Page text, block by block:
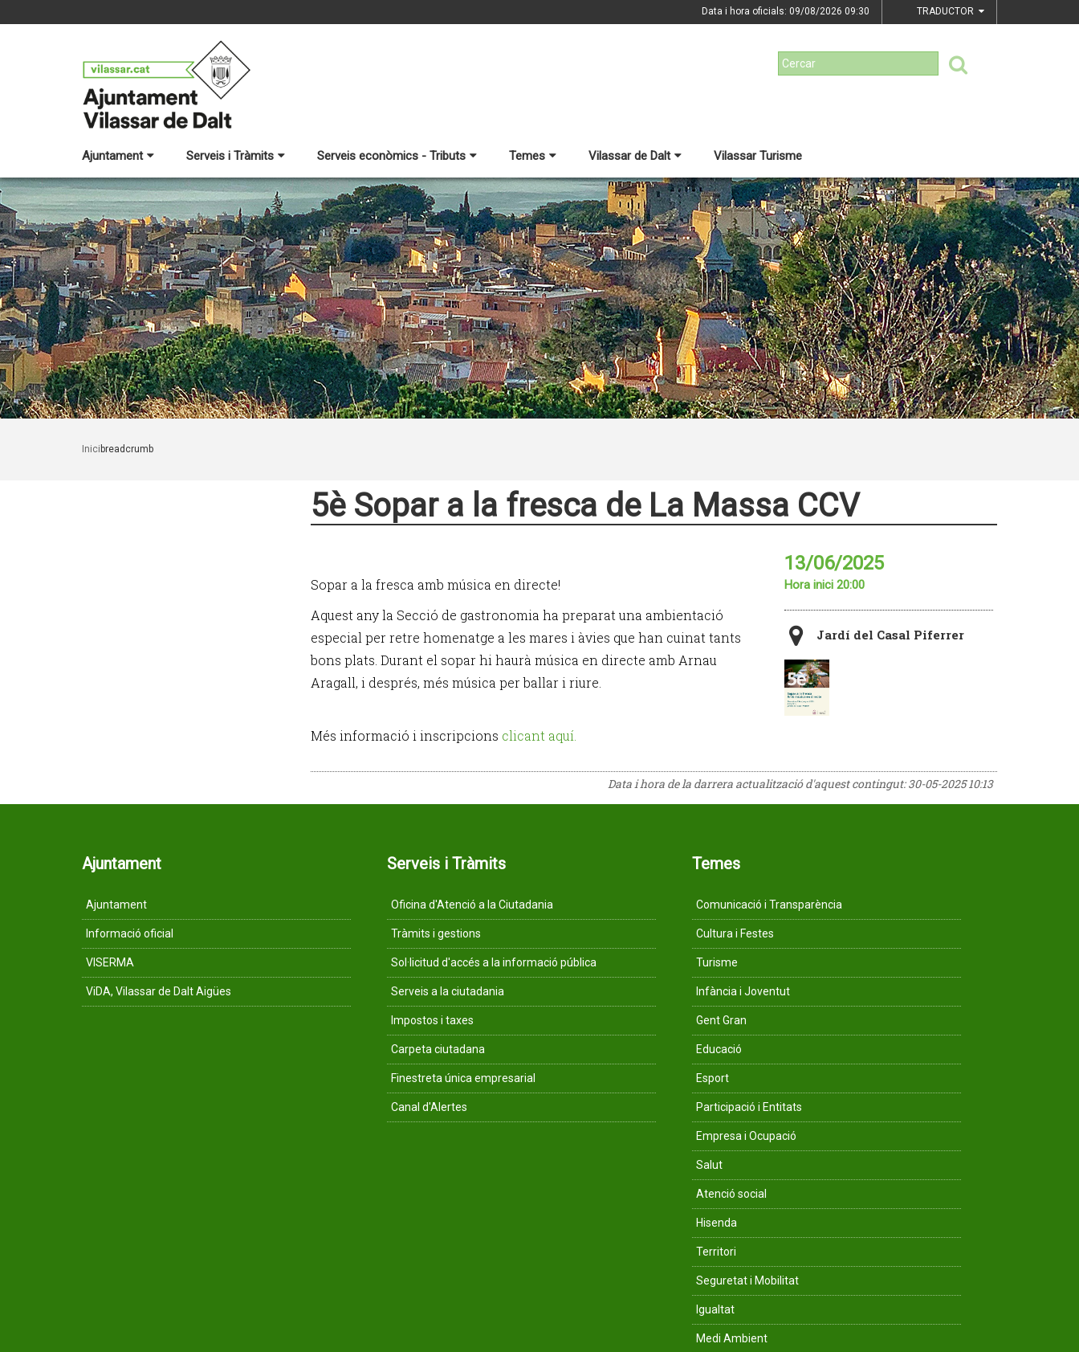
Data i hora oficials: 09/08/2026 09:30 TRADUCTOR
Ajuntament Serveis i Tràmits Serveis econòmics - Tributs Temes Vilassar de Dalt Vilassar Turisme
Inici breadcrumb
5è Sopar a la fresca de La Massa CCV
Sopar a la fresca amb música en directe!
Aquest any la Secció de gastronomia ha preparat una ambientació
especial per retre homenatge a les mares i àvies que han cuinat tants
bons plats. Durant el sopar hi haurà música en directe amb Arnau
Aragall, i després, més música per ballar i riure.
Més informació i inscripcions clicant aquí.
13/06/2025
Hora inici 20:00
Jardí del Casal Piferrer
Data i hora de la darrera actualització d'aquest contingut:30-05-2025 10:13
Ajuntament
Ajuntament
Informació oficial
VISERMA
ViDA, Vilassar de Dalt Aigües
Serveis i Tràmits
Oficina d'Atenció a la Ciutadania
Tràmits i gestions
Sol·licitud d'accés a la informació pública
Serveis a la ciutadania
Impostos i taxes
Carpeta ciutadana
Finestreta única empresarial
Canal d'Alertes
Temes
Comunicació i Transparència
Cultura i Festes
Turisme
Infància i Joventut
Gent Gran
Educació
Esport
Participació i Entitats
Empresa i Ocupació
Salut
Atenció social
Hisenda
Territori
Seguretat i Mobilitat
Igualtat
Medi Ambient